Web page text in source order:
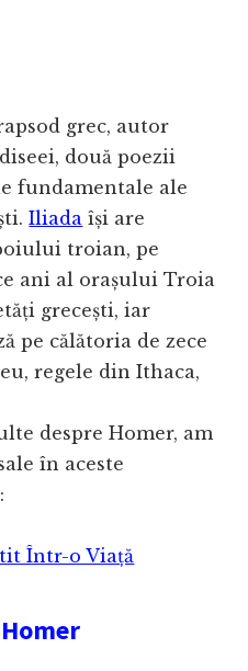
grec, autor
două poezii
fundamentale ale
Iliada își are
troian, pe
ani al orașului Troia
grecești, iar
pe călătoria de zece
regele din Ithaca,
despre Homer, am
în aceste
Într-o Viață